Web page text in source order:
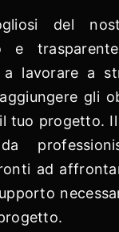
del
e
a lavorare a
gli
tuo progetto.
ad